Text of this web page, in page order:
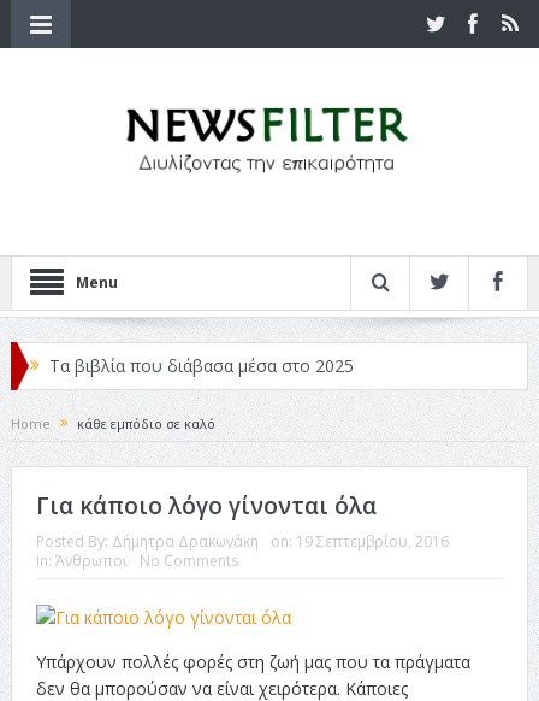
Menu
Τα βιβλία που διάβασα μέσα στο 2025
Κριτικές ταινιών: Ο Ντι Κάπριο και ο Λάνθιμος
Σχεδιασμός που «Μιλάει» Χωρίς Λέξεις
Σπιρτόκουτο: η απόλυτη αντισυμβατική καλοκαιρινή
ταινία
Η Φροντίδα Έχει Πολλές Μορφές: Κι Όλες Σε Αφορούν
Home κάθε εμπόδιο σε καλό
Για κάποιο λόγο γίνονται όλα
Posted By: Δήμητρα Δρακωνάκη on: 19 Σεπτεμβρίου, 2016
In: Άνθρωποι No Comments
Υπάρχουν πολλές φορές στη ζωή μας που τα πράγματα
δεν θα μπορούσαν να είναι χειρότερα. Κάποιες